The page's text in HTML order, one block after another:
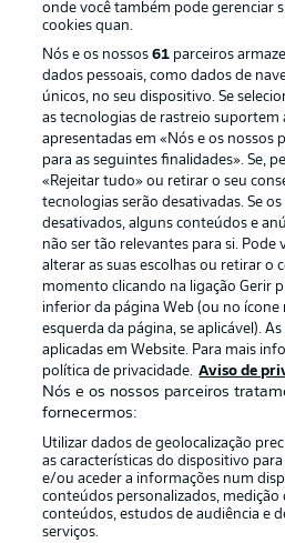
Publicidade
Gerir preferências
Trabalhe conosco
Contato
onde você também pode gerenciar
cookies quan.
Nós e os nossos61 parceiros
dados pessoais, como dados de
únicos, no seu dispositivo. Se
as tecnologias de rastreio suportem
apresentadas em «Nós e os nossos
para as seguintes finalidades». Se,
«Rejeitar tudo» ou retirar o seu
tecnologias serão desativadas. Se
desativados, alguns conteúdos e
não ser tão relevantes para si. Pode
alterar as suas escolhas ou retirar o
momento clicando na ligação Gerir
inferior da página Web (ou no
esquerda da página, se aplicável).
aplicadas em Website. Para mais
política de privacidade. Aviso de
Nós e os nossos parceiros
fornecermos:
Utilizar dados de geolocalização
as características do dispositivo
e/ou aceder a informações num
conteúdos personalizados, medição
conteúdos, estudos de audiência e
serviços.